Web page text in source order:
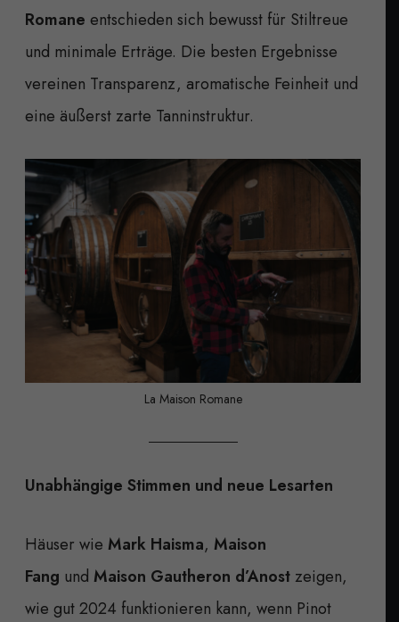
Romane entschieden sich bewusst für Stiltreue
und minimale Erträge. Die besten Ergebnisse
vereinen Transparenz, aromatische Feinheit und
eine äußerst zarte Tanninstruktur.
La Maison Romane
Unabhängige Stimmen und neue Lesarten
Häuser wie Mark Haisma, Maison
Fang und Maison Gautheron d’Anost zeigen,
wie gut 2024 funktionieren kann, wenn Pinot